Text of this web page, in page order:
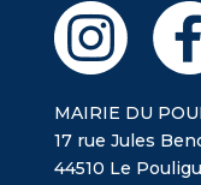
MAIRIE DU
17 rue Jules
44510 Le